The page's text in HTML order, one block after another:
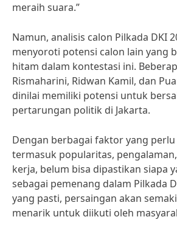
meraih suara.”
Namun, analisis calon Pilkada DKI
menyoroti potensi calon lain yang
hitam dalam kontestasi ini.
Rismaharini, Ridwan Kamil, dan
dinilai memiliki potensi untuk
pertarungan politik di Jakarta.
Dengan berbagai faktor yang
termasuk popularitas,
kerja, belum bisa dipastikan siapa
sebagai pemenang dalam Pilkada
yang pasti, persaingan akan
menarik untuk diikuti oleh